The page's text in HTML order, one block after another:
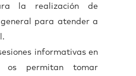
la realización de
para atender a
informativas en
os permitan tomar